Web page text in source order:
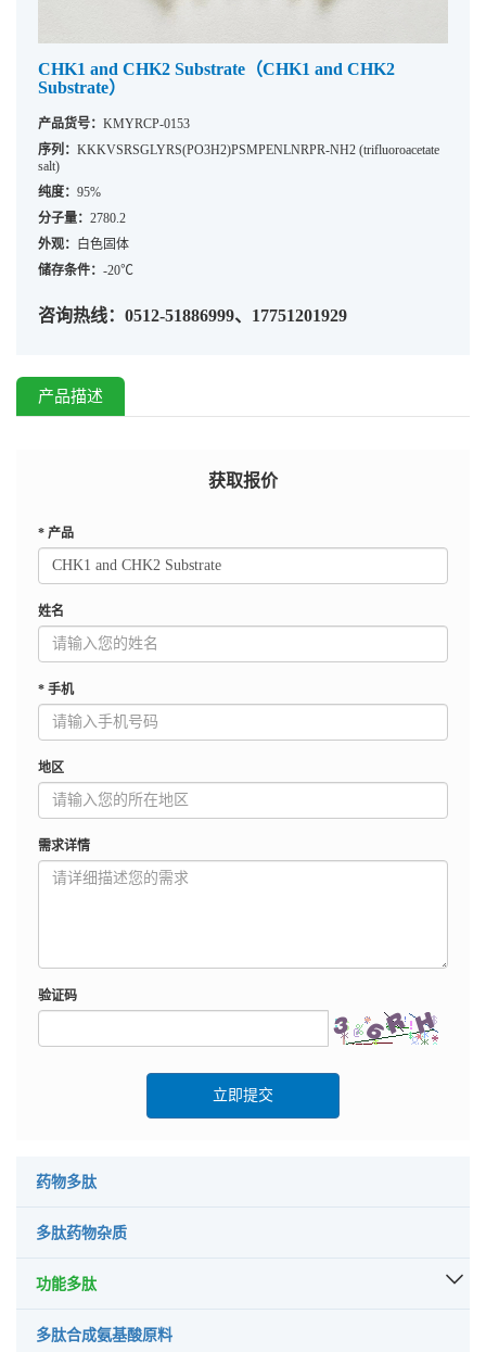
CHK1 and CHK2 Substrate（CHK1 and CHK2
Substrate）
产品货号： KMYRCP-0153
序列： KKKVSRSGLYRS(PO3H2)PSMPENLNRPR-NH2 (trifluoroacetate
salt)
纯度： 95%
分子量： 2780.2
外观： 白色固体
储存条件： -20℃
咨询热线：0512-51886999、17751201929
产品描述
获取报价
* 产品
姓名
* 手机
地区
需求详情
验证码
立即提交
药物多肽
多肽药物杂质
功能多肽
多肽合成氨基酸原料